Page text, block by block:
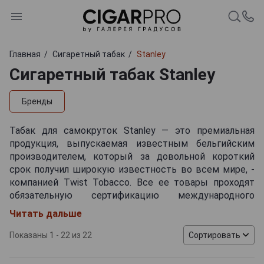
Главная Сигаретный табак Stanley
Сигаретный табак Stanley
Бренды
Табак для самокруток Stanley — это премиальная
продукция, выпускаемая известным бельгийским
производителем, который за довольной короткий
срок получил широкую известность во всем мире, -
компанией Twist Tobacco. Все ее товары проходят
обязательную сертификацию международного
образца, поэтому их качество не вызывает сомнений
у потребителей.
Для изготовления табачных смесей Стенли
Читать дальше
Показаны 1 - 22 из 22 Сортировать